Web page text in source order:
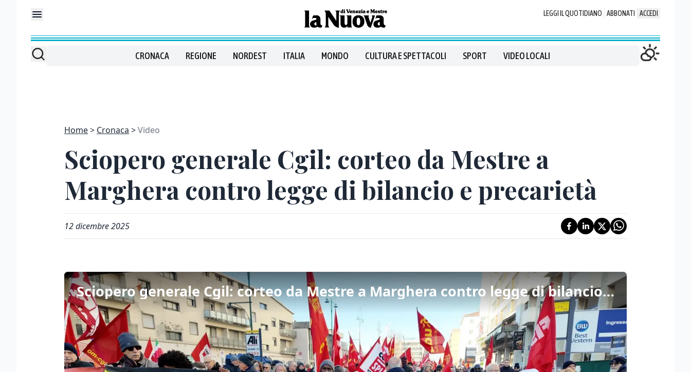
LEGGI IL QUOTIDIANO ABBONATI ACCEDI
CRONACA REGIONE NORDEST ITALIA MONDO CULTURA E SPETTACOLI SPORT VIDEO LOCALI
Home Cronaca Video
Sciopero generale Cgil: corteo da Mestre a
Marghera contro legge di bilancio e precarietà
12 dicembre 2025
Sciopero generale Cgil: corteo da Mestre a Marghera contro legge di bilancio e precarietà